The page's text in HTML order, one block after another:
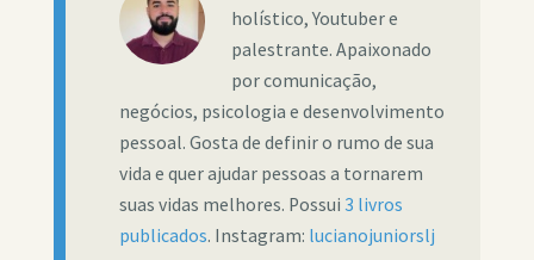
holístico, Youtuber e
palestrante. Apaixonado
por comunicação,
negócios, psicologia e desenvolvimento
pessoal. Gosta de definir o rumo de sua
vida e quer ajudar pessoas a tornarem
suas vidas melhores. Possui 3 livros
publicados. Instagram: lucianojuniorslj